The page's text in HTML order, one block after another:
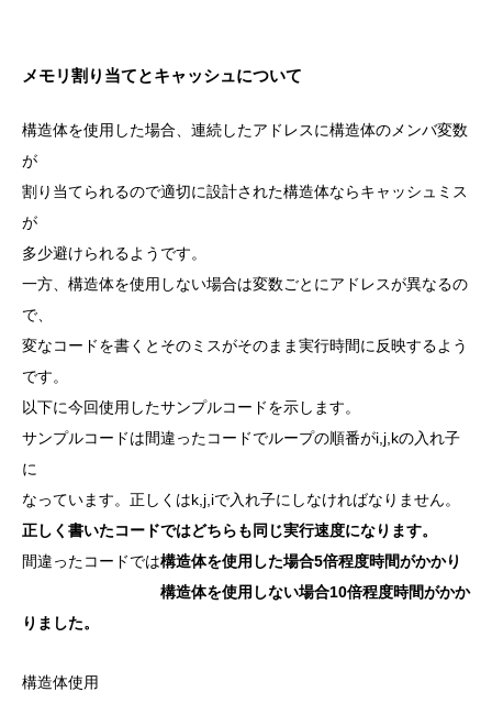
メモリ割り当てとキャッシュについて
構造体を使用した場合、連続したアドレスに構造体のメンバ変数
が
割り当てられるので適切に設計された構造体ならキャッシュミス
が
多少避けられるようです。
一方、構造体を使用しない場合は変数ごとにアドレスが異なるの
で、
変なコードを書くとそのミスがそのまま実行時間に反映するよう
です。
以下に今回使用したサンプルコードを示します。
サンプルコードは間違ったコードでループの順番がi,j,kの入れ子
に
なっています。正しくはk,j,iで入れ子にしなければなりません。
正しく書いたコードではどちらも同じ実行速度になります。
間違ったコードでは構造体を使用した場合5倍程度時間がかかり
構造体を使用しない場合10倍程度時間がかか
りました。
構造体使用